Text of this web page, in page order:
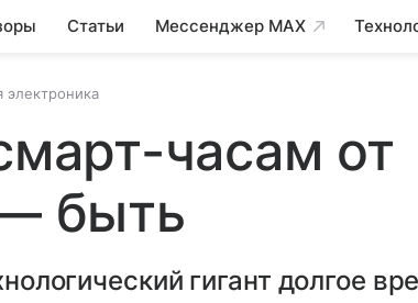
Статьи Мессенджер MAX
электроника
часам от
быть
гигант долгое